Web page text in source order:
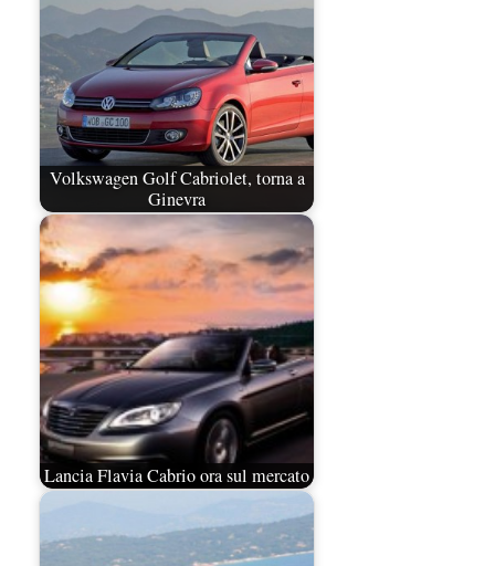
Volkswagen Golf Cabriolet, torna a
Ginevra
Lancia Flavia Cabrio ora sul mercato